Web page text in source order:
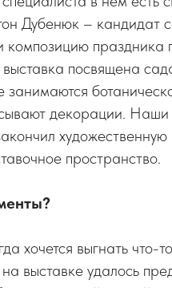
Дубенюк – кандидат
композицию
посвящена
занимаются
декорации.
художественную
пространство.
хочется выгнать что-
выставке удалось